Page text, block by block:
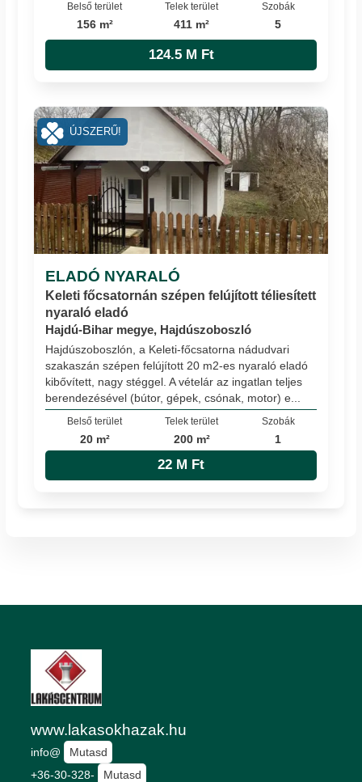
Belső terület
156 m²
Telek terület
411 m²
Szobák
5
124.5 M Ft
ELADÓ NYARALÓ
Keleti főcsatornán szépen felújított téliesített
nyaraló eladó
Hajdú-Bihar megye, Hajdúszoboszló
Hajdúszoboszlón, a Keleti-főcsatorna nádudvari
szakaszán szépen felújított 20 m2-es nyaraló eladó
kibővített, nagy stéggel. A vételár az ingatlan teljes
berendezésével (bútor, gépek, csónak, motor) e...
Belső terület
20 m²
Telek terület
200 m²
Szobák
1
22 M Ft
ÚJSZERŰ!
www.lakasokhazak.hu
info@
Mutasd
+36-30-328-
Mutasd